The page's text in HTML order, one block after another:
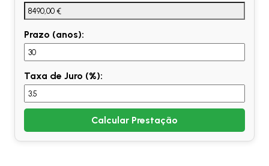
Prazo (anos):
Taxa de Juro (%):
Calcular Prestação